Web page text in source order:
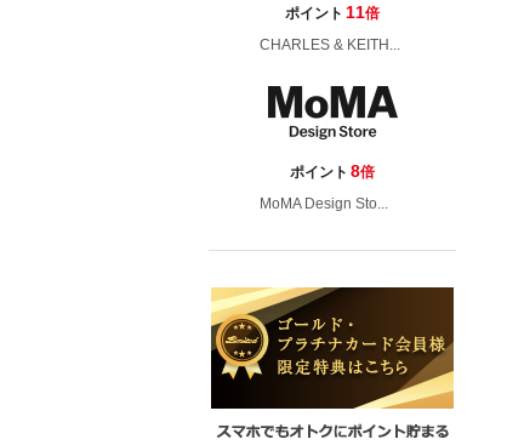
ポイント 11倍
CHARLES & KEITH...
ポイント 8倍
MoMA Design Sto...